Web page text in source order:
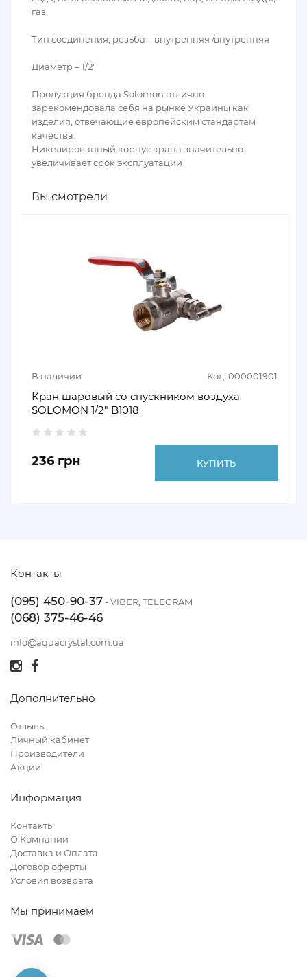
газ
Тип соединения, резьба – внутренняя /внутренняя
Диаметр – 1/2"
Продукция бренда Solomon отлично
зарекомендовала себя на рынке Украины как
изделия, отвечающие европейским стандартам
качества.
Никелированный корпус крана значительно
увеличивает срок эксплуатации
Вы смотрели
В наличии Код: 000001901
Кран шаровый со спускником воздуха
SOLOMON 1/2" B1018
236 грн КУПИТЬ
Контакты
(095) 450-90-37- VIBER, TELEGRAM
(068) 375-46-46
info@aquacrystal.com.ua
Дополнительно
Отзывы
Личный кабинет
Производители
Акции
Информация
Контакты
О Компании
Доставка и Оплата
Договор оферты
Условия возврата
Мы принимаем